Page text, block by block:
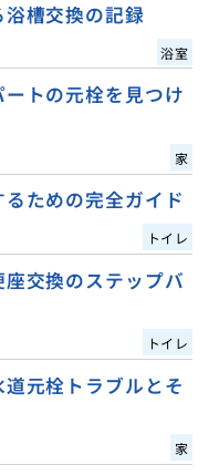
槽交換の記録
浴室
トの元栓を見つけ
家
ための完全ガイド
トイレ
交換のステップバ
トイレ
元栓トラブルとそ
家